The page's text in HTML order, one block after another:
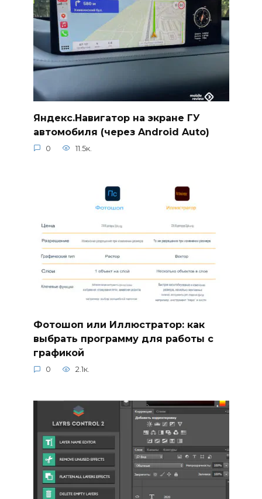
Яндекс.Навигатор на экране ГУ
автомобиля (через Android Auto)
0 11.5к.
Фотошоп или Иллюстратор: как
выбрать программу для работы с
графикой
0 2.1к.